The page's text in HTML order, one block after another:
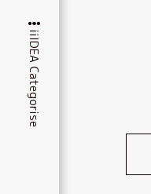
iiIDEA Categorise
稿